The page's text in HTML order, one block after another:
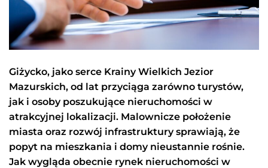
Giżycko, jako serce Krainy Wielkich Jezior
Mazurskich, od lat przyciąga zarówno turystów,
jak i osoby poszukujące nieruchomości w
atrakcyjnej lokalizacji. Malownicze położenie
miasta oraz rozwój infrastruktury sprawiają, że
popyt na mieszkania i domy nieustannie rośnie.
Jak wygląda obecnie rynek nieruchomości w